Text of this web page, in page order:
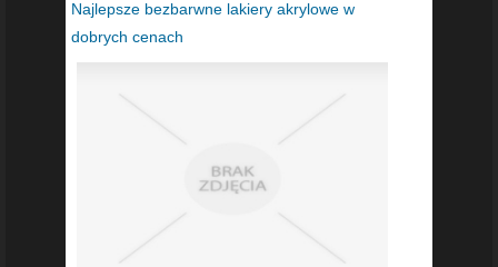
Najlepsze bezbarwne lakiery akrylowe w
dobrych cenach